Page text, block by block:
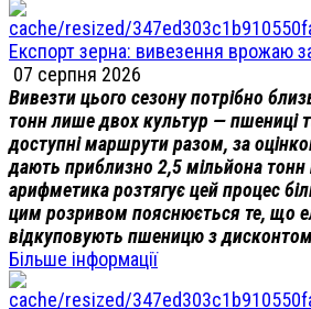
Експорт зерна: вивезення врожаю
07 серпня 2026
Вивезти цього сезону потрібно
тонн лише двох культур — пшениці
доступні маршрути разом, за
дають приблизно 2,5 мільйона тонн
арифметика розтягує цей процес
цим розривом пояснюється те, що
відкуповують пшеницю з
Більше інформації